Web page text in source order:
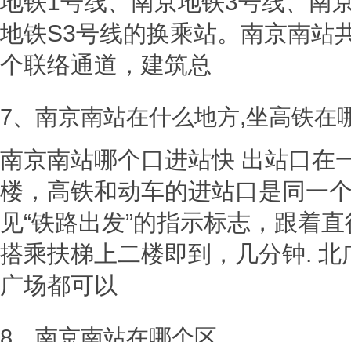
地铁S3号线的换乘站。南京南站
个联络通道，建筑总
7、南京南站在什么地方,坐高铁在
南京南站哪个口进站快 出站口在
楼，高铁和动车的进站口是同一
见“铁路出发”的指示标志，跟着
搭乘扶梯上二楼即到，几分钟.
广场都可以